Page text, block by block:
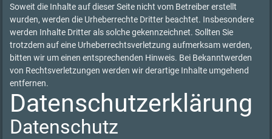
Soweit die Inhalte auf dieser Seite nicht vom Betreiber erstellt
wurden, werden die Urheberrechte Dritter beachtet. Insbesondere
werden Inhalte Dritter als solche gekennzeichnet. Sollten Sie
trotzdem auf eine Urheberrechtsverletzung aufmerksam werden,
bitten wir um einen entsprechenden Hinweis. Bei Bekanntwerden
von Rechtsverletzungen werden wir derartige Inhalte umgehend
entfernen.
Datenschutzerklärung
Datenschutz